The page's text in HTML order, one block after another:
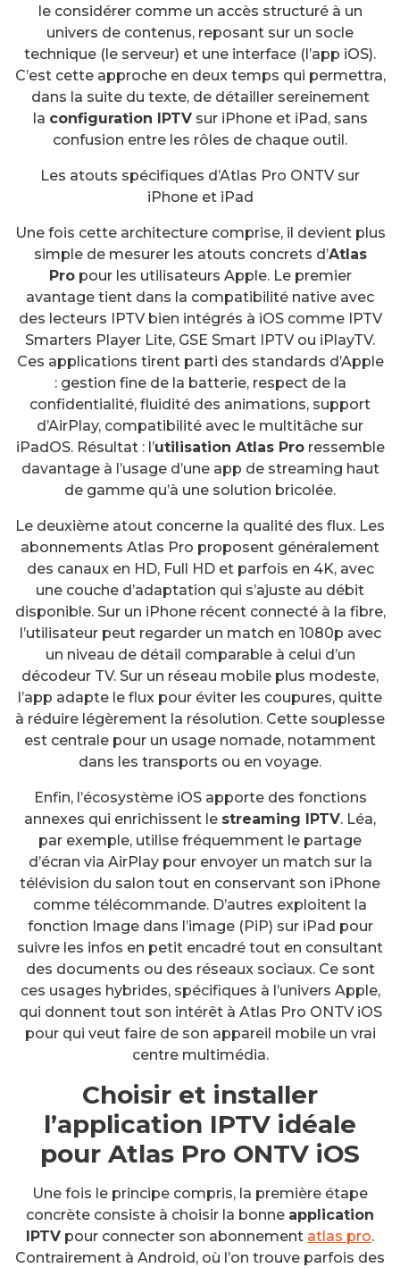
le considérer comme un accès structuré à un
univers de contenus, reposant sur un socle
technique (le serveur) et une interface (l’app iOS).
C’est cette approche en deux temps qui permettra,
dans la suite du texte, de détailler sereinement
la configuration IPTVsur iPhone et iPad, sans
confusion entre les rôles de chaque outil.
Les atouts spécifiques d’Atlas Pro ONTV sur
iPhone et iPad
Une fois cette architecture comprise, il devient plus
simple de mesurer les atouts concrets d’Atlas
Propour les utilisateurs Apple. Le premier
avantage tient dans la compatibilité native avec
des lecteurs IPTV bien intégrés à iOS comme IPTV
Smarters Player Lite, GSE Smart IPTV ou iPlayTV.
Ces applications tirent parti des standards d’Apple
: gestion fine de la batterie, respect de la
confidentialité, fluidité des animations, support
d’AirPlay, compatibilité avec le multitâche sur
iPadOS. Résultat : l’utilisation Atlas Proressemble
davantage à l’usage d’une app de streaming haut
de gamme qu’à une solution bricolée.
Le deuxième atout concerne la qualité des flux. Les
abonnements Atlas Pro proposent généralement
des canaux en HD, Full HD et parfois en 4K, avec
une couche d’adaptation qui s’ajuste au débit
disponible. Sur un iPhone récent connecté à la fibre,
l’utilisateur peut regarder un match en 1080p avec
un niveau de détail comparable à celui d’un
décodeur TV. Sur un réseau mobile plus modeste,
l’app adapte le flux pour éviter les coupures, quitte
à réduire légèrement la résolution. Cette souplesse
est centrale pour un usage nomade, notamment
dans les transports ou en voyage.
Enfin, l’écosystème iOS apporte des fonctions
annexes qui enrichissent le streaming IPTV. Léa,
par exemple, utilise fréquemment le partage
d’écran via AirPlay pour envoyer un match sur la
télévision du salon tout en conservant son iPhone
comme télécommande. D’autres exploitent la
fonction Image dans l’image (PiP) sur iPad pour
suivre les infos en petit encadré tout en consultant
des documents ou des réseaux sociaux. Ce sont
ces usages hybrides, spécifiques à l’univers Apple,
qui donnent tout son intérêt à Atlas Pro ONTV iOS
pour qui veut faire de son appareil mobile un vrai
centre multimédia.
Choisir et installer
l’application IPTV idéale
pour Atlas Pro ONTV iOS
Une fois le principe compris, la première étape
concrète consiste à choisir la bonne application
IPTV pour connecter son abonnement atlas pro.
Contrairement à Android, où l’on trouve parfois des